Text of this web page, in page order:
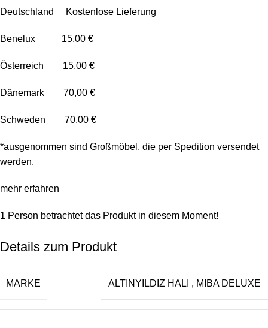
Deutschland Kostenlose Lieferung
Benelux 15,00 €
Österreich 15,00 €
Dänemark 70,00 €
Schweden 70,00 €
*ausgenommen sind Großmöbel, die per Spedition versendet
werden.
mehr erfahren
1 Person betrachtet das Produkt in diesem Moment!
Details zum Produkt
MARKE ALTINYILDIZ HALI , MIBA DELUXE